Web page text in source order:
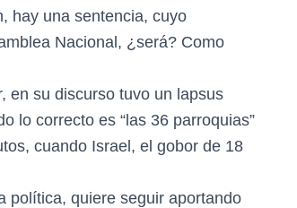
hay una sentencia, cuyo
Nacional, ¿será? Como
en su discurso tuvo un lapsus
lo correcto es “las 36 parroquias”
cuando Israel, el gobor de 18
política, quiere seguir aportando